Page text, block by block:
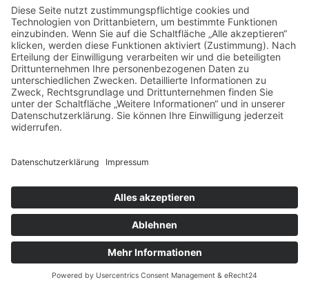
Ein gutes Netzwerk unterstützt dabei,
Herausforderungen gemeinsam zu meistern und
Erfolge zu feiern. So entsteht eine positive
Dynamik, die das Ehrenamt lebendig und attraktiv
hält.
Dein Engagement zählt:
Die Entscheidung, sich ehrenamtlich zu
engagieren, ist ein wertvoller Beitrag zur
Gesellschaft. In Bayern und speziell in Ebersberg
gibt es zahlreiche Möglichkeiten, Teil eines